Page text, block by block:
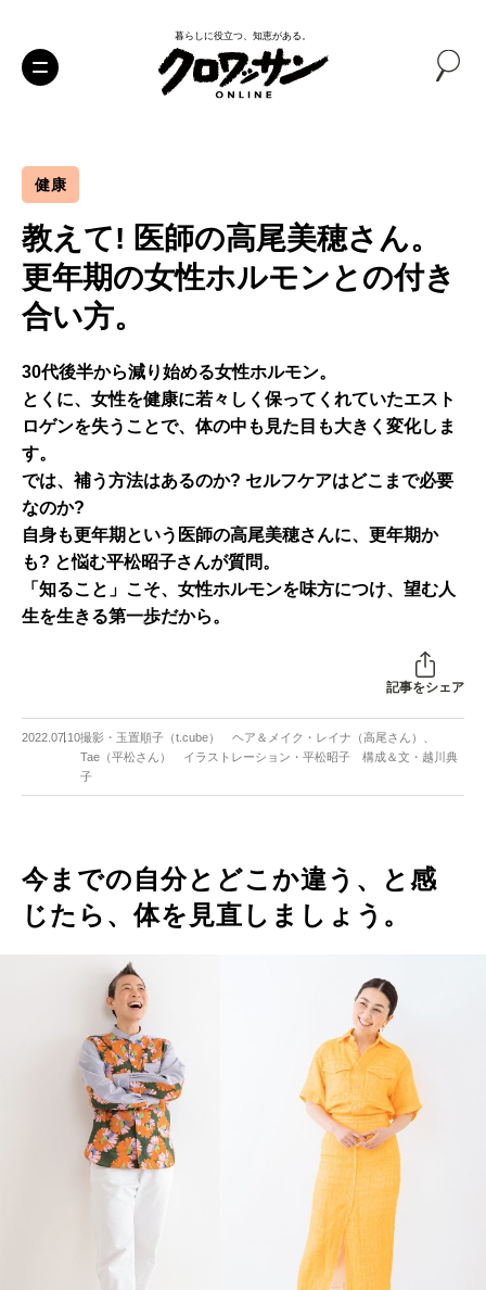
暮らしに役立つ、知恵がある。
健康
教えて! 医師の高尾美穂さん。
更年期の女性ホルモンとの付き
合い方。
30代後半から減り始める女性ホルモン。
とくに、女性を健康に若々しく保ってくれていたエスト
ロゲンを失うことで、体の中も見た目も大きく変化しま
す。
では、補う方法はあるのか? セルフケアはどこまで必要
なのか?
自身も更年期という医師の高尾美穂さんに、更年期か
も? と悩む平松昭子さんが質問。
「知ること」こそ、女性ホルモンを味方につけ、望む人
生を生きる第一歩だから。
記事をシェア
2022.07.10撮影・玉置順子（t.cube） ヘア＆メイク・レイナ（高尾さん）、
Tae（平松さん） イラストレーション・平松昭子 構成＆文・越川典
子
今までの自分とどこか違う、と感
じたら、体を見直しましょう。